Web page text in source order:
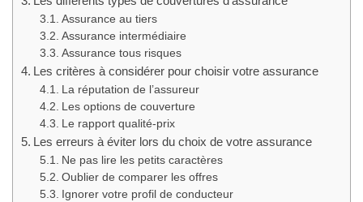
Assurance au tiers
Assurance intermédiaire
Assurance tous risques
Les critères à considérer pour choisir votre assurance
La réputation de l’assureur
Les options de couverture
Le rapport qualité-prix
Les erreurs à éviter lors du choix de votre assurance
Ne pas lire les petits caractères
Oublier de comparer les offres
Ignorer votre profil de conducteur